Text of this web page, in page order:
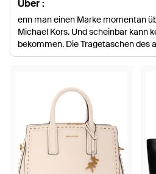
Über :
enn man einen Marke momentan
Michael Kors. Und scheinbar kann
bekommen. Die Tragetaschen des
sieht man Stars wie Selena Gomez,
ihren glänzenden Metall-Details,
einer Auswahl an vielen Farben,
jeden endgültig zu einem Michael